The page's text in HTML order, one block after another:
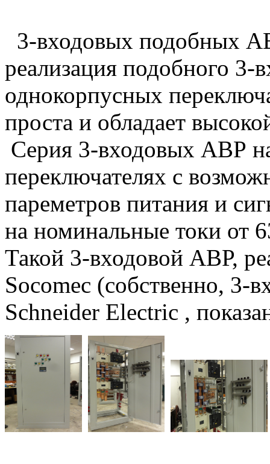
3-входовых подобных
реализация подобного
однокорпусных
проста и обладает
Серия 3-входовых АВР
переключателях с
пареметров питания и
на номинальные токи от
Такой 3-входовой АВР,
Socomec (собственно, 3-
Schneider Electric ,